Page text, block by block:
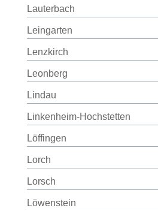
Lauterbach
Leingarten
Lenzkirch
Leonberg
Lindau
Linkenheim-Hochstetten
Löffingen
Lorch
Lorsch
Löwenstein